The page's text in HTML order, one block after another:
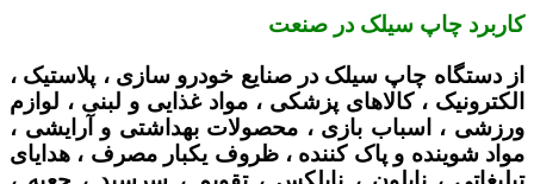
کاربرد چاپ سیلک در صنعت
از دستگاه چاپ سیلک در صنایع خودرو سازی ، پلاستیک ،
الکترونیک ، کالاهای پزشکی ، مواد غذایی و لبنی ، لوازم
ورزشی ، اسباب بازی ، محصولات بهداشتی و آرایشی ،
مواد شوینده و پاک کننده ، ظروف یکبار مصرف ، هدایای